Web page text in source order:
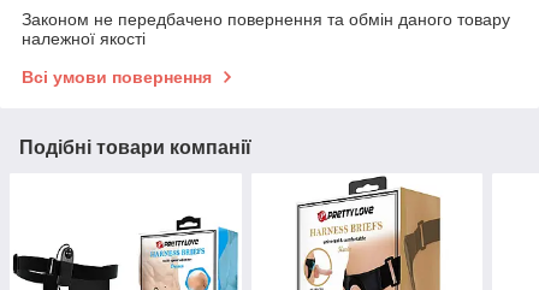
Законом не передбачено повернення та обмін даного товару
належної якості
Всі умови повернення
Подібні товари компанії